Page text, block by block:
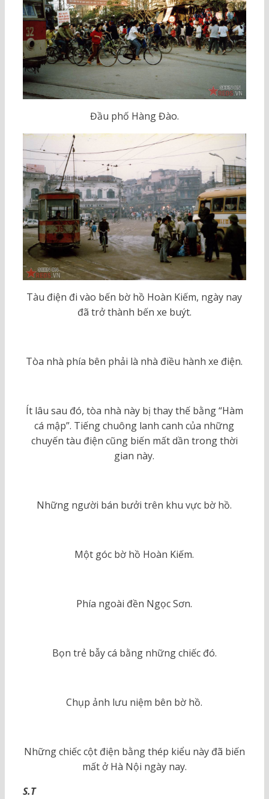
Đầu phố Hàng Đào.
Tàu điện đi vào bến bờ hồ Hoàn Kiếm, ngày nay
đã trở thành bến xe buýt.
Tòa nhà phía bên phải là nhà điều hành xe điện.
Ít lâu sau đó, tòa nhà này bị thay thế bằng “Hàm
cá mập”. Tiếng chuông lanh canh của những
chuyến tàu điện cũng biến mất dần trong thời
gian này.
Những người bán bưởi trên khu vực bờ hồ.
Một góc bờ hồ Hoàn Kiếm.
Phía ngoài đền Ngọc Sơn.
Bọn trẻ bẫy cá bằng những chiếc đó.
Chụp ảnh lưu niệm bên bờ hồ.
Những chiếc cột điện bằng thép kiểu này đã biến
mất ở Hà Nội ngày nay.
S.T